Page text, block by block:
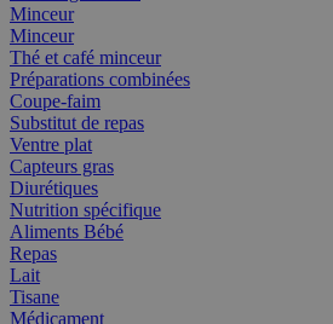
Minceur
Minceur
Thé et café minceur
Préparations combinées
Coupe-faim
Substitut de repas
Ventre plat
Capteurs gras
Diurétiques
Nutrition spécifique
Aliments Bébé
Repas
Lait
Tisane
Médicament